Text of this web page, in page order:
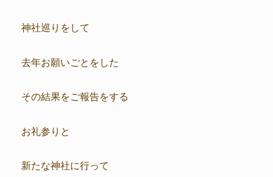
神社巡りをして
去年お願いごとをした
その結果をご報告をする
お礼参りと
新たな神社に行って